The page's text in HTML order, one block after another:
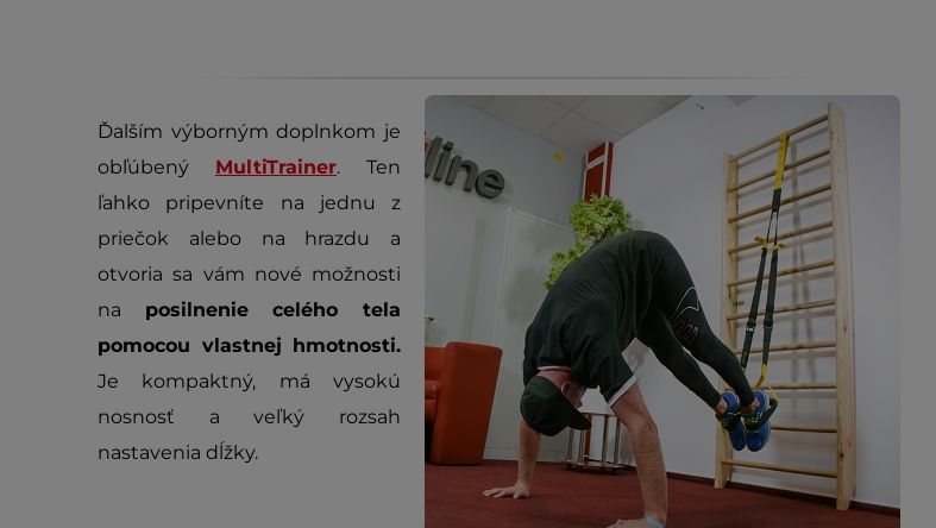
Ďalším výborným doplnkom je
obľúbený MultiTrainer. Ten
ľahko pripevníte na jednu z
priečok alebo na hrazdu a
otvoria sa vám nové možnosti
na posilnenie celého tela
pomocou vlastnej hmotnosti.
Je kompaktný, má vysokú
nosnosť a veľký rozsah
nastavenia dĺžky.